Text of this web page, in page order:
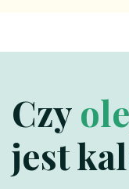
Czy
jest